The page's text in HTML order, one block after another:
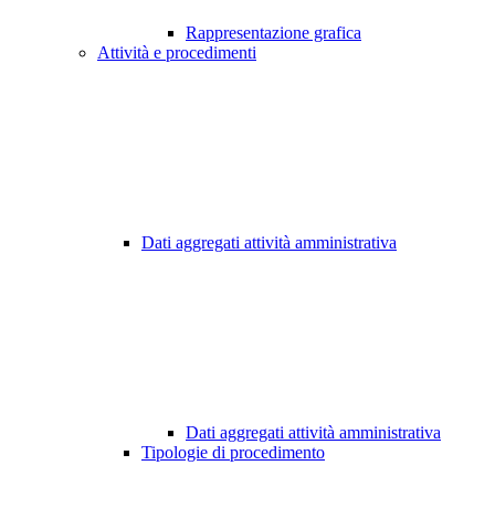
Rappresentazione grafica
Attività e procedimenti
Dati aggregati attività amministrativa
Dati aggregati attività amministrativa
Tipologie di procedimento